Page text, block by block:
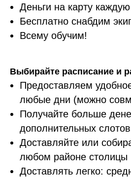
Деньги на карту
Бесплатно снабдим
Всему обучим!
Выбирайте расписание и
Предоставляем
любые дни (можно
Получайте больше
дополнительных слотов
Доставляйте или
любом районе столицы
Доставлять легко: